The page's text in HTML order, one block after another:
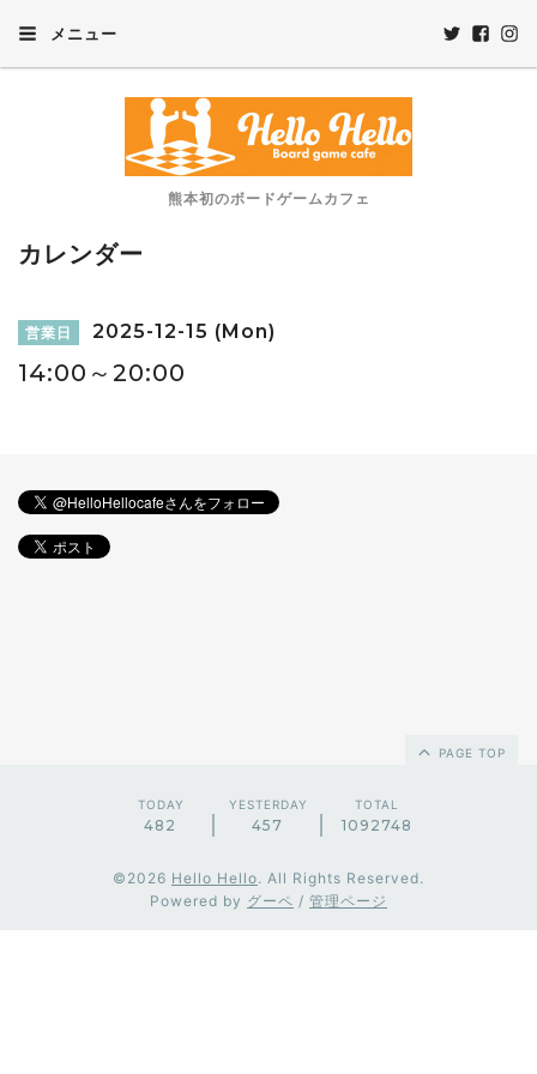
メニュー
熊本初のボードゲームカフェ
カレンダー
営業日 2025-12-15 (Mon)
14:00～20:00
PAGE TOP
TODAY
482
YESTERDAY
457
TOTAL
1092748
©2026 Hello Hello. All Rights Reserved.
Powered by グーペ / 管理ページ